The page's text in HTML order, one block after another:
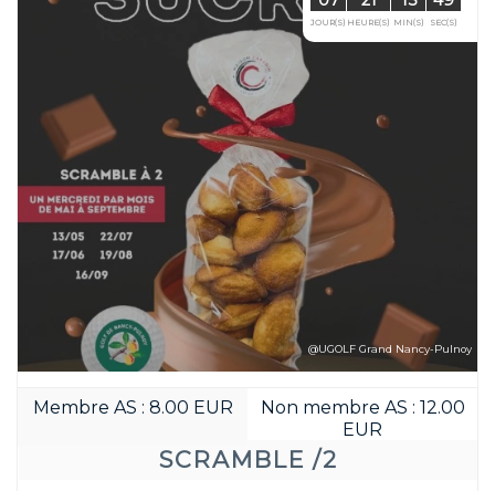
Забронируйте
SCRAMBLE /2
Membre AS : 8.00 EUR
Non membre AS : 12.00
EUR
@UGOLF Grand Nancy-Pulnoy